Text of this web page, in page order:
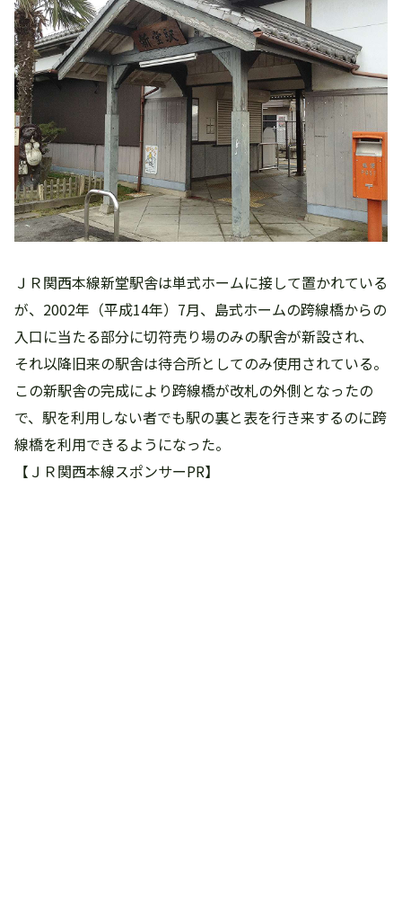
ＪＲ関西本線新堂駅舎は単式ホームに接して置かれている
が、2002年（平成14年）7月、島式ホームの跨線橋からの
入口に当たる部分に切符売り場のみの駅舎が新設され、
それ以降旧来の駅舎は待合所としてのみ使用されている。
この新駅舎の完成により跨線橋が改札の外側となったの
で、駅を利用しない者でも駅の裏と表を行き来するのに跨
線橋を利用できるようになった。
【ＪＲ関西本線スポンサーPR】